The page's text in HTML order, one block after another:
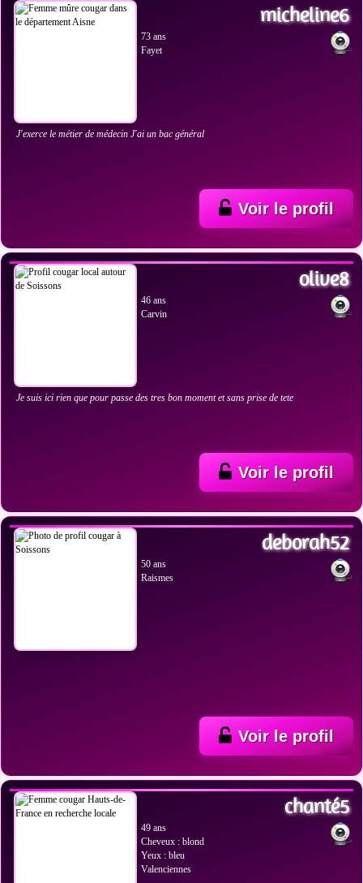
micheline6
73 ans
Fayet
J'exerce le métier de médecin J'ai un bac général
Voir le profil
olive8
46 ans
Carvin
Je suis ici rien que pour passe des tres bon moment et sans prise de tete
Voir le profil
deborah52
50 ans
Raismes
Voir le profil
chanté5
49 ans
Cheveux : blond
Yeux : bleu
Valenciennes